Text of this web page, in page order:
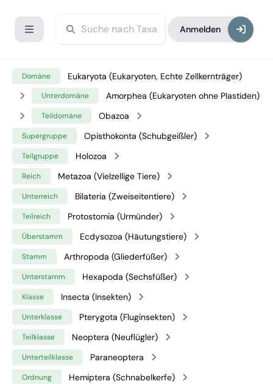
Anmelden
Domäne Eukaryota (Eukaryoten, Echte Zellkernträger)
Unterdomäne Amorphea (Eukaryoten ohne Plastiden)
Teildomäne Obazoa
Supergruppe Opisthokonta (Schubgeißler)
Teilgruppe Holozoa
Reich Metazoa (Vielzellige Tiere)
Unterreich Bilateria (Zweiseitentiere)
Teilreich Protostomia (Urmünder)
Überstamm Ecdysozoa (Häutungstiere)
Stamm Arthropoda (Gliederfüßer)
Unterstamm Hexapoda (Sechsfüßer)
Klasse Insecta (Insekten)
Unterklasse Pterygota (Fluginsekten)
Teilklasse Neoptera (Neuflügler)
Unterteilklasse Paraneoptera
Ordnung Hemiptera (Schnabelkerfe)